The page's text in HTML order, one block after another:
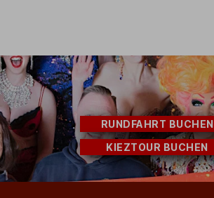
RUNDFAHRT BUCHEN
KIEZTOUR BUCHEN